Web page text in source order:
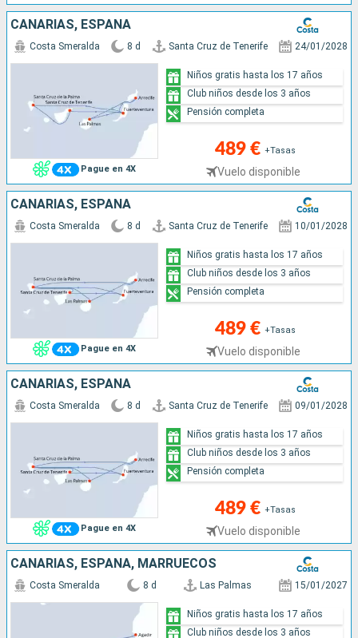
CANARIAS, ESPAÑA
Pague en 4X
Costa Smeralda 8 d Santa Cruz de Tenerife 24/01/2028
489 € +Tasas
Vuelo disponible
Niños gratis hasta los 17 años
Club niños desde los 3 años
Pensión completa
CANARIAS, ESPAÑA
Pague en 4X
Costa Smeralda 8 d Santa Cruz de Tenerife 10/01/2028
489 € +Tasas
Vuelo disponible
Niños gratis hasta los 17 años
Club niños desde los 3 años
Pensión completa
CANARIAS, ESPAÑA
Pague en 4X
Costa Smeralda 8 d Santa Cruz de Tenerife 09/01/2028
489 € +Tasas
Vuelo disponible
Niños gratis hasta los 17 años
Club niños desde los 3 años
Pensión completa
CANARIAS, ESPAÑA, MARRUECOS
Costa Smeralda 8 d Las Palmas 15/01/2027
Niños gratis hasta los 17 años
Club niños desde los 3 años